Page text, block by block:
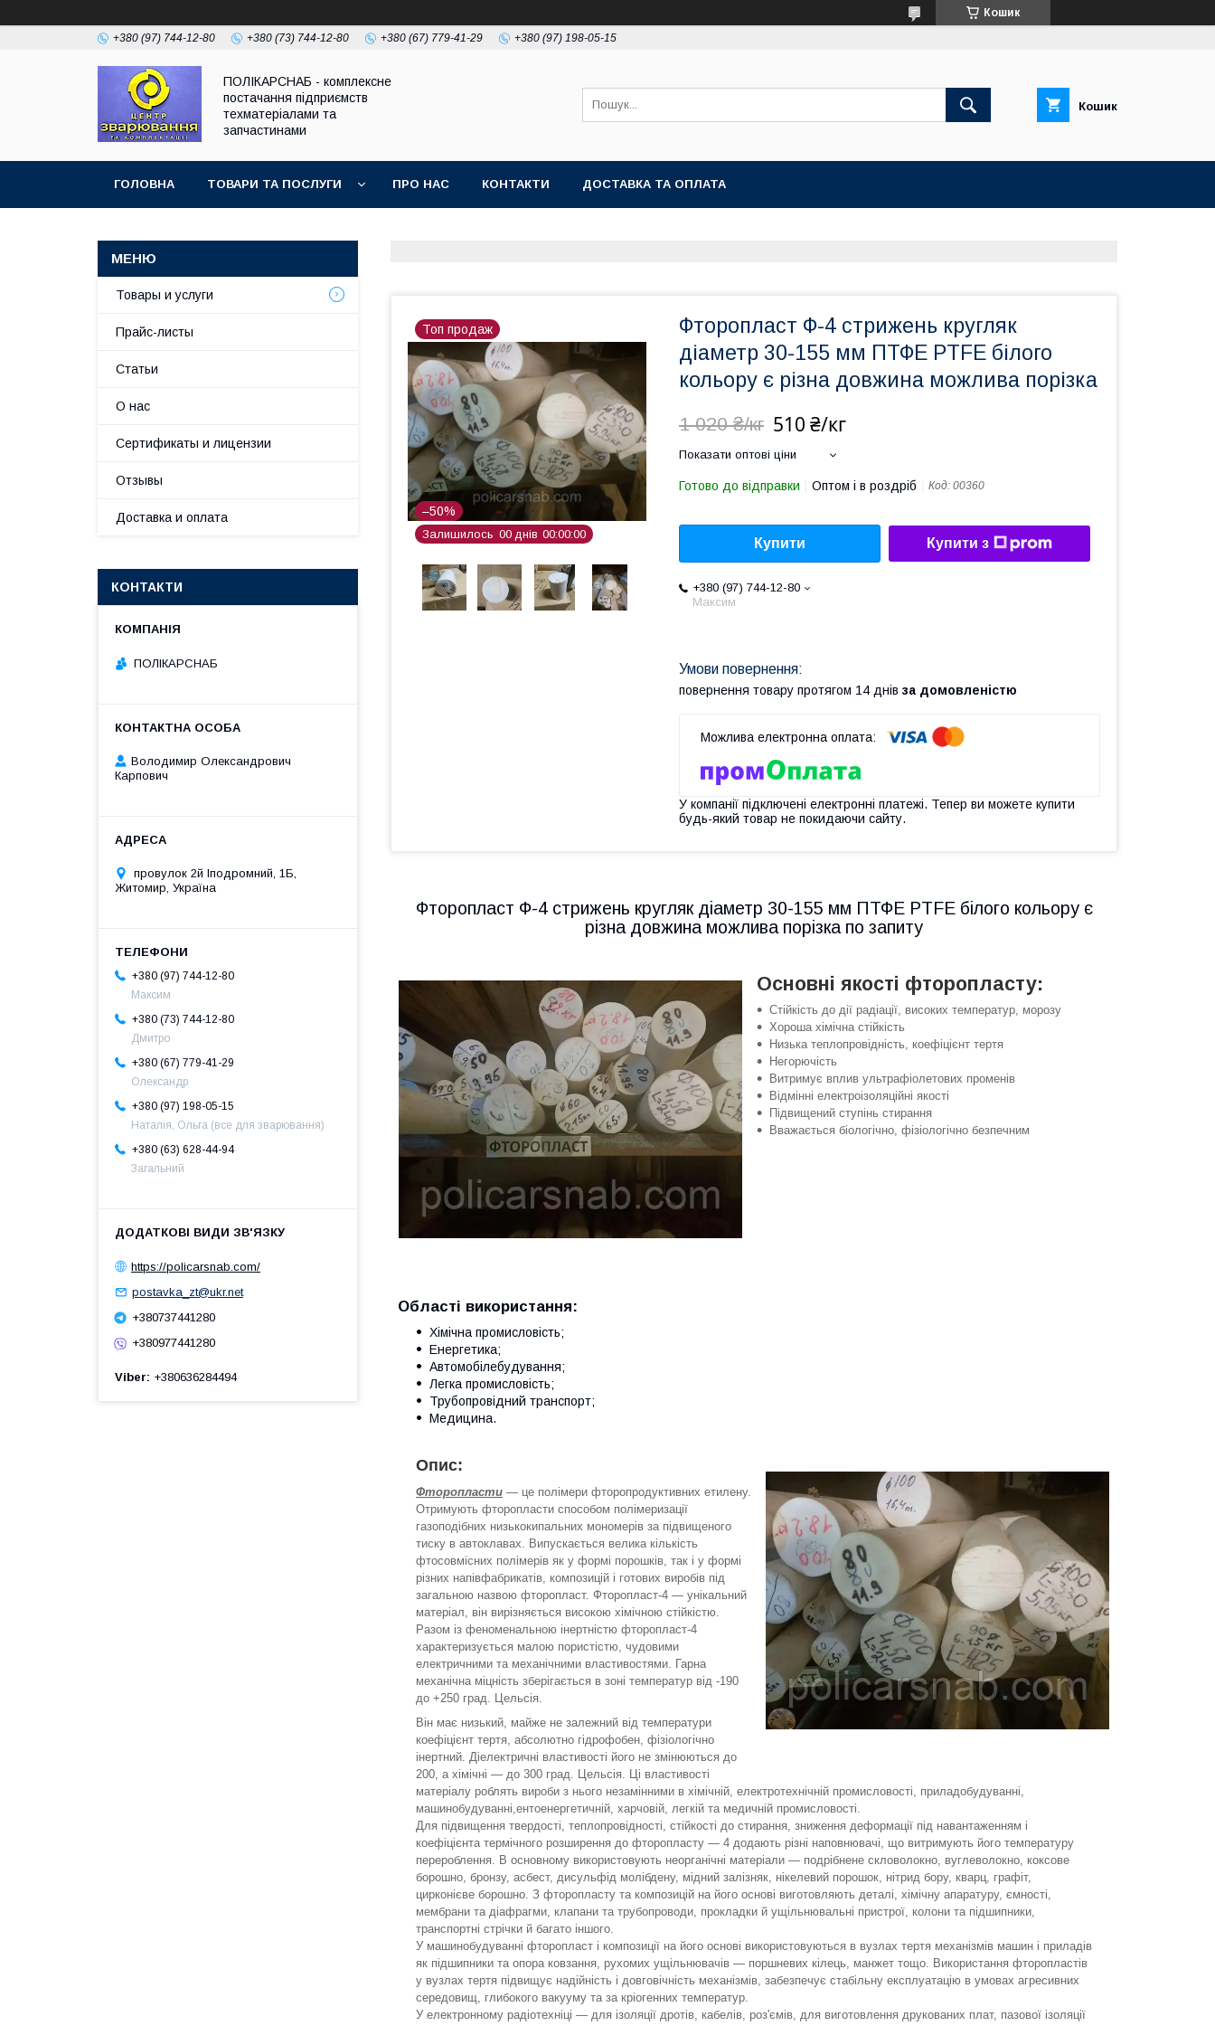
Кошик
+380 (97) 744-12-80 +380 (73) 744-12-80 +380 (67) 779-41-29 +380 (97) 198-05-15
ПОЛІКАРСНАБ - комплексне
постачання підприємств
техматеріалами та
запчастинами
Кошик
ГОЛОВНА ТОВАРИ ТА ПОСЛУГИ ПРО НАС КОНТАКТИ ДОСТАВКА ТА ОПЛАТА
Топ продаж
–50%
Залишилось 00 днів 00 00 00
Фторопласт Ф-4 стрижень кругляк
діаметр 30-155 мм ПТФЕ PTFE білого
кольору є різна довжина можлива порізка
1 020 ₴/кг 510 ₴/кг
Показати оптові ціни
Готово до відправки Оптом і в роздріб Код: 00360
Купити Купити з
+380 (97) 744-12-80
Максим
повернення товару протягом 14 днів за домовленістю
У компанії підключені електронні платежі. Тепер ви можете купити
будь-який товар не покидаючи сайту.
Фторопласт Ф-4 стрижень кругляк діаметр 30-155 мм ПТФЕ PTFE білого кольору є
різна довжина можлива порізка по запиту
Основні якості фторопласту:
Стійкість до дії радіації, високих температур, морозу
Хороша хімічна стійкість
Низька теплопровідність, коефіцієнт тертя
Негорючість
Витримує вплив ультрафіолетових променів
Відмінні електроізоляційні якості
Підвищений ступінь стирання
Вважається біологічно, фізіологічно безпечним
Області використання:
Хімічна промисловість;
Енергетика;
Автомобілебудування;
Легка промисловість;
Трубопровідний транспорт;
Медицина.
Опис:
Фторопласти — це полімери фторопродуктивних етилену.
Отримують фторопласти способом полімеризації
газоподібних низькокипальних мономерів за підвищеного
тиску в автоклавах. Випускається велика кількість
фтосовмісних полімерів як у формі порошків, так і у формі
різних напівфабрикатів, композицій і готових виробів під
загальною назвою фторопласт. Фторопласт-4 — унікальний
матеріал, він вирізняється високою хімічною стійкістю.
Разом із феноменальною інертністю фторопласт-4
характеризується малою пористістю, чудовими
електричними та механічними властивостями. Гарна
механічна міцність зберігається в зоні температур від -190
до +250 град. Цельсія.
Він має низький, майже не залежний від температури
коефіцієнт тертя, абсолютно гідрофобен, фізіологічно
інертний. Діелектричні властивості його не змінюються до
200, а хімічні — до 300 град. Цельсія. Ці властивості
матеріалу роблять вироби з нього незамінними в хімічній, електротехнічній промисловості, приладобудуванні,
машинобудуванні,ентоенергетичній, харчовій, легкій та медичній промисловості.
Для підвищення твердості, теплопровідності, стійкості до стирання, зниження деформації під навантаженням і
коефіцієнта термічного розширення до фторопласту — 4 додають різні наповнювачі, що витримують його температуру
перероблення. В основному використовують неорганічні матеріали — подрібнене скловолокно, вуглеволокно, коксове
борошно, бронзу, асбест, дисульфід молібдену, мідний залізняк, нікелевий порошок, нітрид бору, кварц, графіт,
цирконієве борошно. З фторопласту та композицій на його основі виготовляють деталі, хімічну апаратуру, ємності,
мембрани та діафрагми, клапани та трубопроводи, прокладки й ущільнювальні пристрої, колони та підшипники,
транспортні стрічки й багато іншого.
У машинобудуванні фторопласт і композиції на його основі використовуються в вузлах тертя механізмів машин і приладів
як підшипники та опора ковзання, рухомих ущільнювачів — поршневих кілець, манжет тощо. Використання фторопластів
у вузлах тертя підвищує надійність і довговічність механізмів, забезпечує стабільну експлуатацію в умовах агресивних
середовищ, глибокого вакууму та за кріогенних температур.
У електронному радіотехніці — для ізоляції дротів, кабелів, роз'ємів, для виготовлення друкованих плат, пазової ізоляції
Товары и услуги
Прайс-листы
Статьи
О нас
Сертификаты и лицензии
Отзывы
Доставка и оплата
КОНТАКТИ
ПОЛІКАРСНАБ
Володимир Олександрович
Карпович
провулок 2й Іподромний, 1Б,
Житомир, Україна
+380 (97) 744-12-80
Максим
+380 (73) 744-12-80
Дмитро
+380 (67) 779-41-29
Олександр
+380 (97) 198-05-15
Наталія, Ольга (все для зварювання)
+380 (63) 628-44-94
Загальний
https://policarsnab.com/
postavka_zt@ukr.net
+380737441280
+380977441280
Viber +380636284494